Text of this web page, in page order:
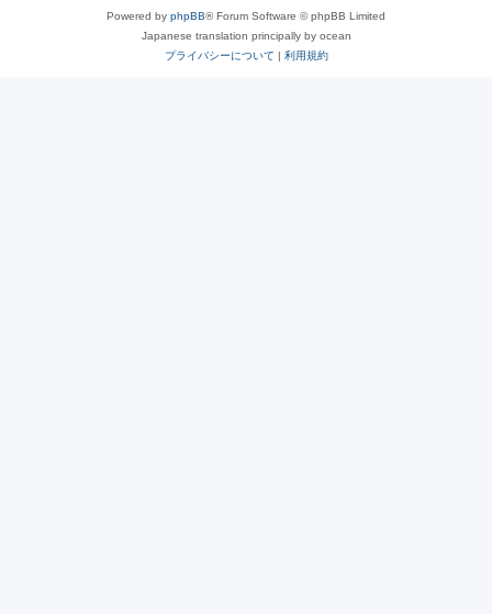
Powered by phpBB® Forum Software © phpBB Limited
Japanese translation principally by ocean
プライバシーについて | 利用規約